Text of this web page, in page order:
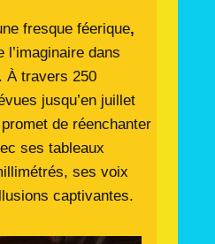
fresque féerique,
l’imaginaire dans
À travers 250
jusqu’en juillet
de réenchanter
ses tableaux
ses voix
captivantes.